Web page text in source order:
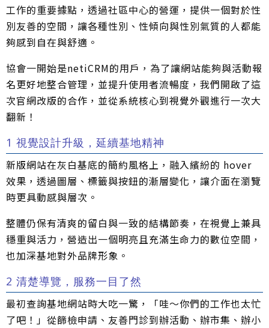
工作的重要據點，透過社區中心的營運，提供一個對於性
別友善的空間，讓各種性別、性傾向與性別氣質的人都能
夠感到自在與舒適。
協會一開始是netiCRM的用戶，為了讓網站能夠與活動報
名更好地整合管理，並提升使用者流暢度，我們開啟了這
次官網改版的合作，並從系統核心到視覺外觀進行一次大
翻新！
1 視覺設計升級，延續基地精神
新版網站在灰白基底的簡約風格上，融入繽紛的 hover
效果，透過圖層、標籤與按鈕的漸層變化，讓介面在瀏覽
時更具動感與層次。
整體仍保有清爽的留白與一致的結構節奏，在視覺上兼具
穩重與活力，營造出一個明亮且充滿生命力的數位空間，
也加深基地對外品牌形象。
2 清楚導覽，服務一目了然
最初查詢基地網站時大吃一驚，「哇～你們的工作也太忙
了吧！」從篩檢申請、友善門診到辦活動、辦市集、辦小